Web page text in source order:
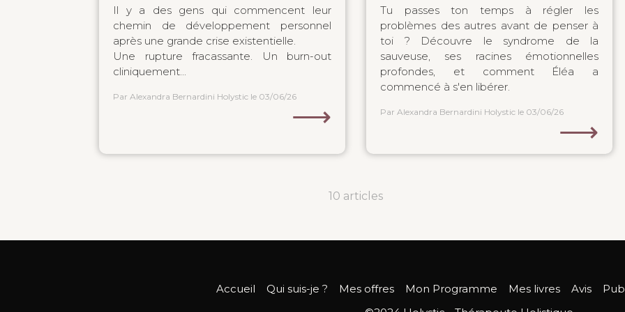
Il y a des gens qui commencent leur
chemin de développement personnel
après une grande crise existentielle.
Une rupture fracassante. Un burn-out
cliniquement...
Par Alexandra Bernardini Holystic le 03/06/26
⟶
Tu passes ton temps à régler les
problèmes des autres avant de penser à
toi ? Découvre le syndrome de la
sauveuse, ses racines émotionnelles
profondes, et comment Éléa a
commencé à s'en libérer.
Par Alexandra Bernardini Holystic le 03/06/26
⟶
10 articles
Accueil Qui suis-je ? Mes offres Mon Programme Mes livres Avis